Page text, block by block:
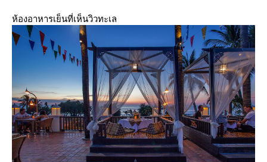
ห้องอาหารเย็นที่เห็นวิวทะเล